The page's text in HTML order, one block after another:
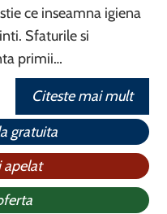
ce inseamna igiena
Sfaturile si
primii…
Citeste mai mult
gratuita
apelat